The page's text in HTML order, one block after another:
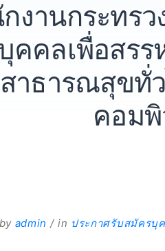
งานกระทร
คคลเพื่อสร
สาธารณสุขทั่
คอมพิ
by admin in ประกาศรับสมัครบุ